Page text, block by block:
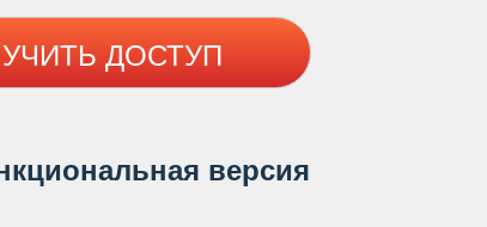
ДОСТУП
версия